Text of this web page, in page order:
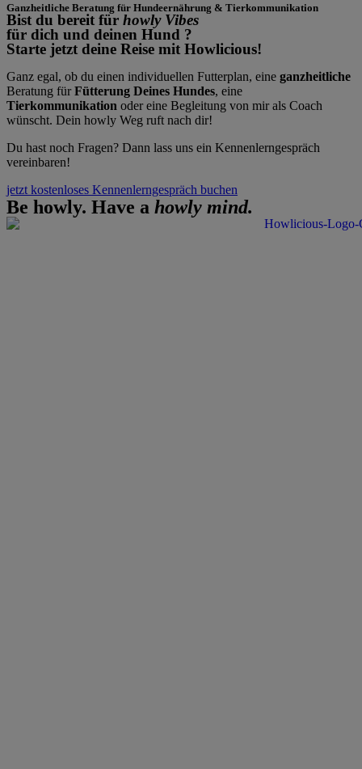
Ganzheitliche Beratung für Hundeernährung & Tierkommunikation
Bist du bereit für howly Vibes
für dich und deinen Hund ?
Starte jetzt deine Reise mit Howlicious!
Ganz egal, ob du einen individuellen Futterplan, eine ganzheitliche
Beratung fürFütterung Deines Hundes, eine
Tierkommunikation oder eine Begleitung von mir als Coach
wünscht. Dein howly Weg ruft nach dir!
Du hast noch Fragen? Dann lass uns ein Kennenlerngespräch
vereinbaren!
jetzt kostenloses Kennenlerngespräch buchen
Be howly. Have a howly mind.